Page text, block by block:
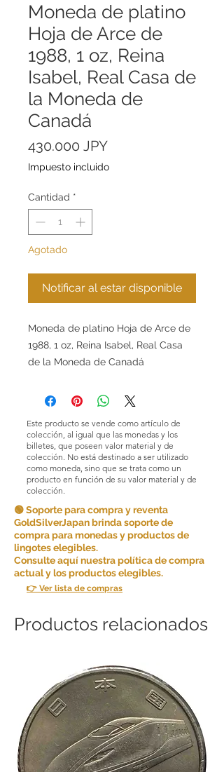
Moneda de platino
Hoja de Arce de
1988, 1 oz, Reina
Isabel, Real Casa de
la Moneda de
Canadá
430.000 JPYPrecio
Impuesto incluido
Cantidad *
Agotado
Notificar al estar disponible
Moneda de platino Hoja de Arce de
1988, 1 oz, Reina Isabel, Real Casa
de la Moneda de Canadá
Este producto se vende como artículo de
colección, al igual que las monedas y los
billetes, que poseen valor material y de
colección. No está destinado a ser utilizado
como moneda, sino que se trata como un
producto en función de su valor material y de
colección.
🟢 Soporte para compra y reventa
GoldSilverJapan brinda soporte de
compra para monedas y productos de
lingotes elegibles.
Consulte aquí nuestra política de compra
actual y los productos elegibles.
👉 Ver lista de compras
Productos relacionados